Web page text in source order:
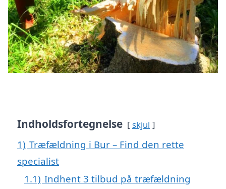
Indholdsfortegnelse skjul
1) Træfældning i Bur – Find den rette
specialist
1.1) Indhent 3 tilbud på træfældning